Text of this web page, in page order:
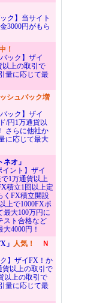
ク】当サイト
3000円がもら
！
ック】ザイ
以上の取引で
量に応じて最
シュバック増
ック】ザイ
/円1万通貨以
さらに他社か
に応じて最大
オ」
イント】ザイ
1万通貨以上
積立1回以上定
くFX積立開設
上で1000FXポ
最大100万円に
スト合格など
4000円！
」 人気！
Ｎ
】ザイFX！か
貨以上の取引で
以上の取引で
量に応じて最